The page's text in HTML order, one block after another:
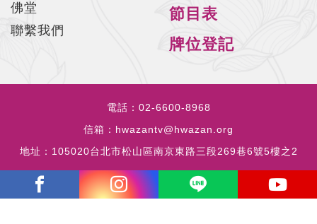
佛堂
聯繫我們
節目表
牌位登記
電話： 02-6600-8968
信箱： hwazantv@hwazan.org
地址： 105020台北市松山區南京東路三段269巷6號5樓之2
copyrights © 2023 all rights reserved by HWAZANTV.